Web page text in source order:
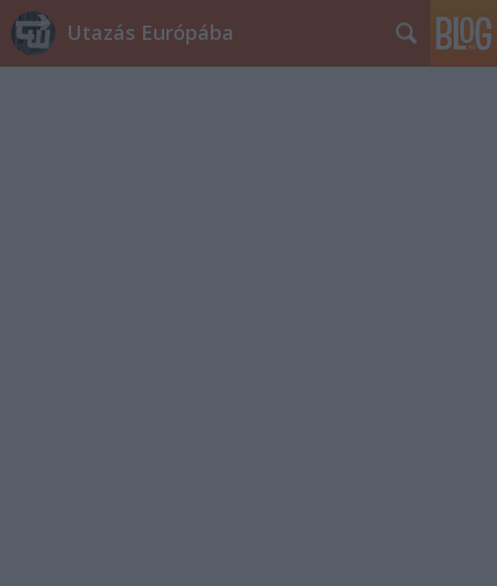
Utazás Európába